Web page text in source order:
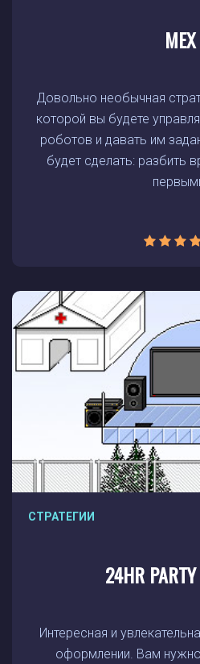
MEX
Довольно необычная
которой вы будете
роботов и давать им
будет сделать: разбить
СТРАТЕГИИ
24HR
Интересная и
оформлении. Вам